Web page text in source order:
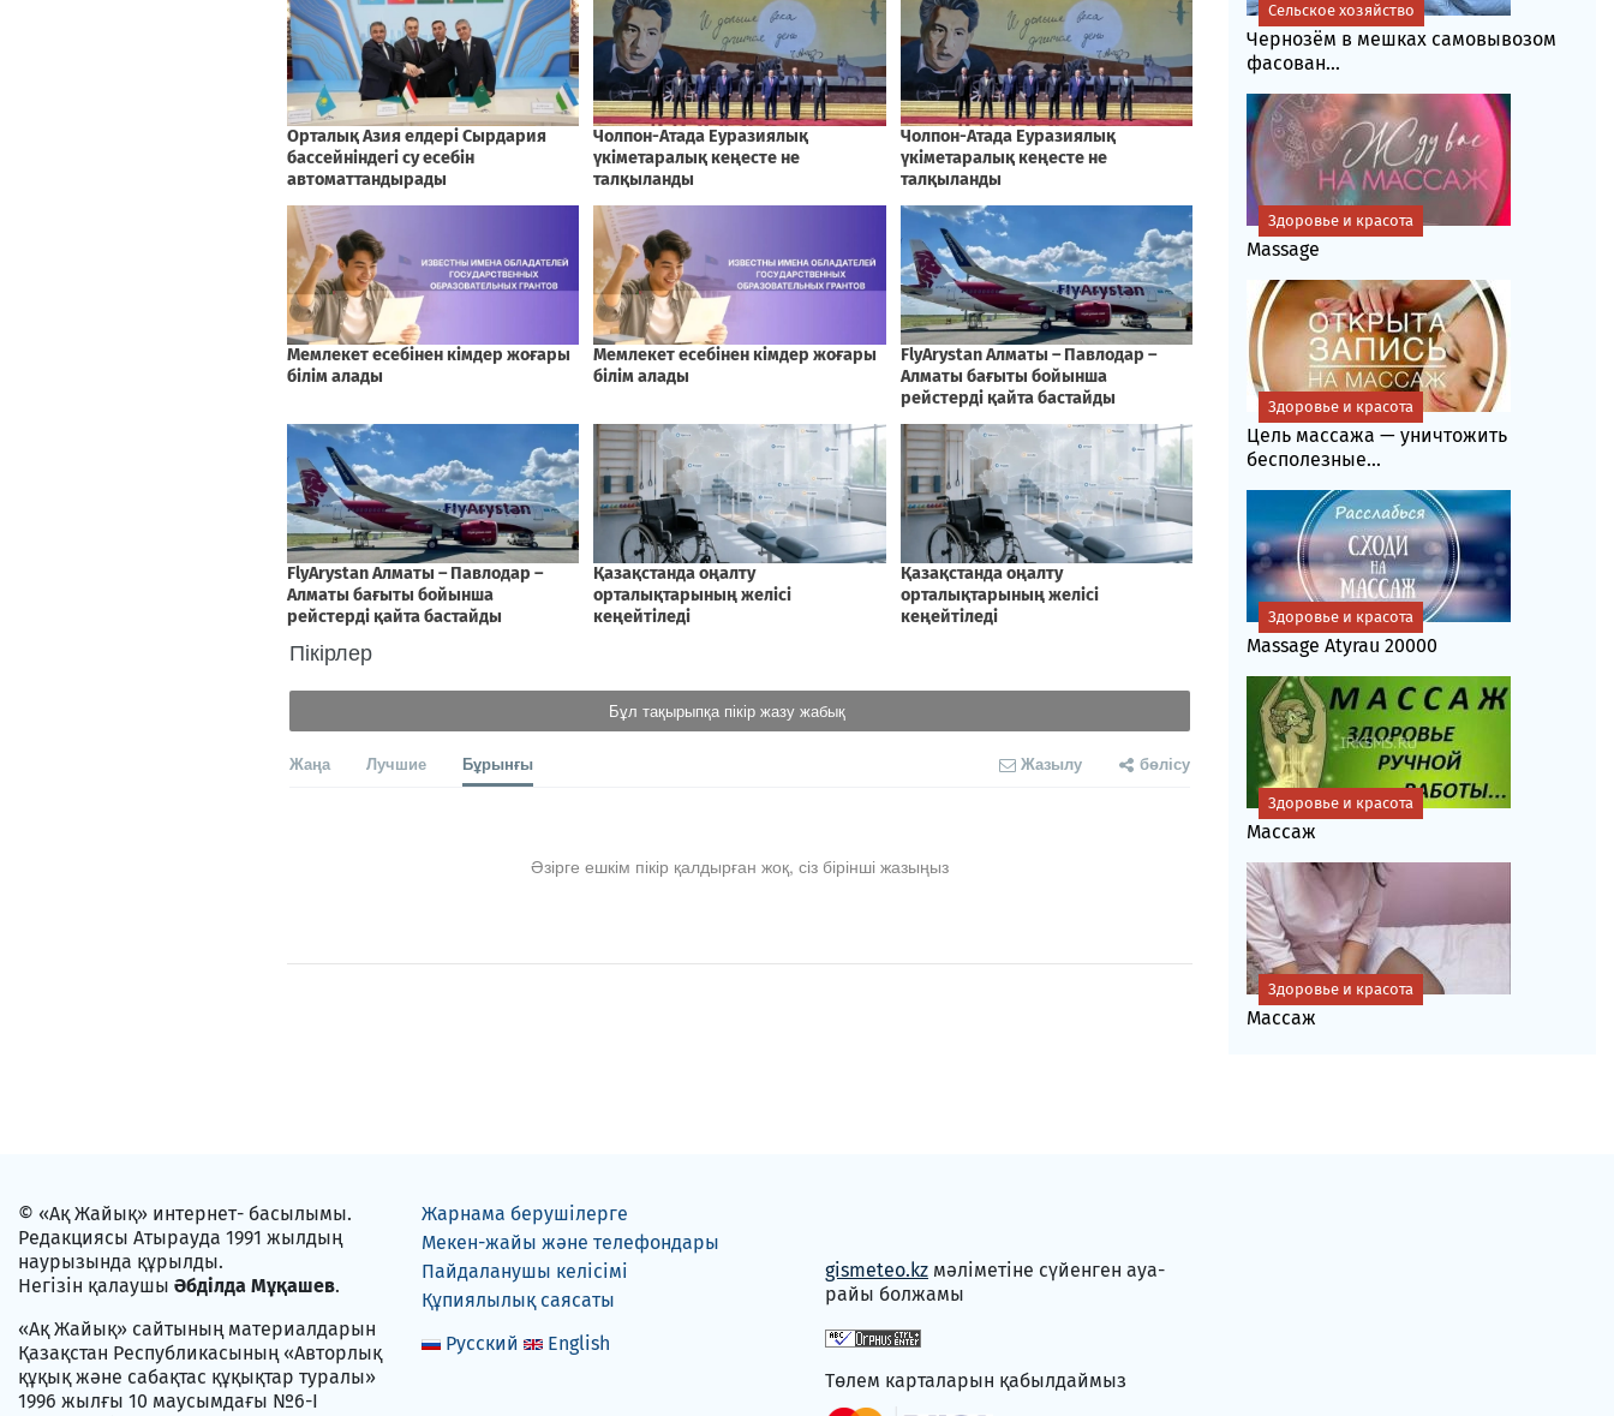
Пікірлер
Бұл тақырыпқа пікір жазу жабық
Жаңа Лучшие Бұрынғы Жазылу бөлісу
Әзірге ешкім пікір қалдырған жоқ, сіз бірінші жазыңыз
Чернозём в мешках самовывозом
фасoван...
Сельское хозяйство
Massage
Здоровье и красота
Цель массажа — уничтожить
бесполезные...
Здоровье и красота
Massage Atyrau 20000
Здоровье и красота
Массаж
Здоровье и красота
Массаж
Здоровье и красота
© «Ақ Жайық» интернет- басылымы.
Редакциясы Атырауда 1991 жылдың
наурызында құрылды.
Негізін қалаушы Әбділда Мұқашев.
«Ақ Жайық» сайтының материалдарын
Қазақстан Республикасының «Авторлық
құқық және сабақтас құқықтар туралы»
1996 жылғы 10 маусымдағы №6-I
Жарнама берушілерге
Мекен-жайы және телефондары
Пайдаланушы келісімі
Құпиялылық саясаты
Русский
English
gismeteo.kz мәліметіне сүйенген ауа-
райы болжамы
Төлем карталарын қабылдаймыз